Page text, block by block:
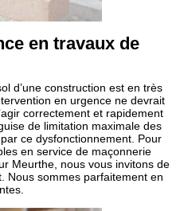
en travaux de
d’une construction est en très
en urgence ne devrait
correctement et rapidement
de limitation maximale des
ce dysfonctionnement. Pour
en service de maçonnerie
Meurthe, nous vous invitons de
Nous sommes parfaitement en